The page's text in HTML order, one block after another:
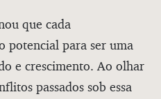
que cada
potencial para ser uma
e crescimento. Ao olhar
passados sob essa